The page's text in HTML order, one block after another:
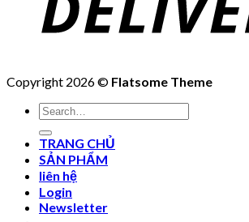
Copyright 2026 © Flatsome Theme
Search
for:
TRANG CHỦ
SẢN PHẨM
liên hệ
Login
Newsletter